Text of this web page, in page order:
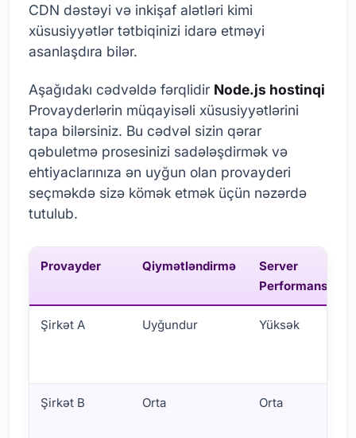
CDN dəstəyi və inkişaf alətləri kimi
xüsusiyyətlər tətbiqinizi idarə etməyi
asanlaşdıra bilər.
Aşağıdakı cədvəldə fərqlidir Node.js hostinqi
Provayderlərin müqayisəli xüsusiyyətlərini
tapa bilərsiniz. Bu cədvəl sizin qərar
qəbuletmə prosesinizi sadələşdirmək və
ehtiyaclarınıza ən uyğun olan provayderi
seçməkdə sizə kömək etmək üçün nəzərdə
tutulub.
Provayder Qiymətləndirmə
Server
Performansı
Şirkət A Uyğundur Yüksək
Şirkət B Orta Orta